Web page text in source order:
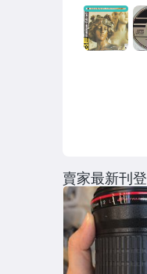
賣家最新刊登